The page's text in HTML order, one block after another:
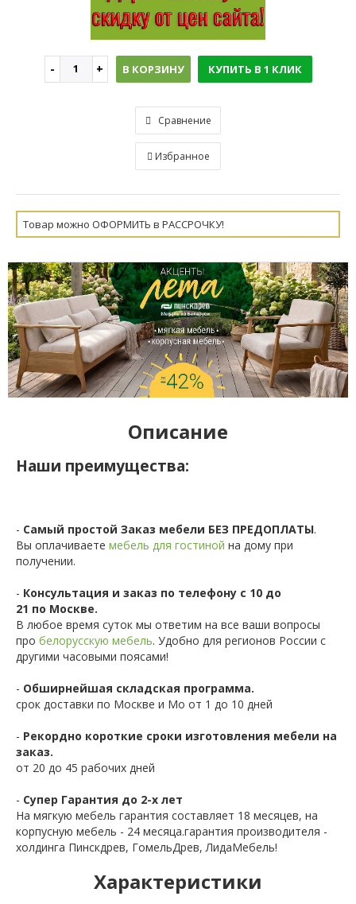
В КОРЗИНУ КУПИТЬ В 1 КЛИК
Сравнение
Избранное
Товар можно ОФОРМИТЬ в РАССРОЧКУ!
Описание
Наши преимущества:
- Самый простой Заказ мебели БЕЗ ПРЕДОПЛАТЫ.
Вы оплачиваете мебель для гостиной на дому при
получении.
- Консультация и заказ по телефону с 10 до
21 по Москве.
В любое время суток мы ответим на все ваши вопросы
про белорусскую мебель. Удобно для регионов России с
другими часовыми поясами!
- Обширнейшая складская программа.
срок доставки по Москве и Мо от 1 до 10 дней
- Рекордно короткие сроки изготовления мебели на
заказ.
от 20 до 45 рабочих дней
- Супер Гарантия до 2-х лет
На мягкую мебель гарантия составляет 18 месяцев, на
корпусную мебель - 24 месяца.гарантия производителя -
холдинга Пинскдрев, ГомельДрев, ЛидаМебель!
Характеристики